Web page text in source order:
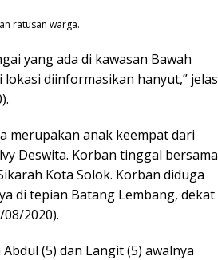
ratusan warga.
yang ada di kawasan Bawah
diinformasikan hanyut,” jelas
merupakan anak keempat dari
Deswita. Korban tinggal bersama
Kota Solok. Korban diduga
di tepian Batang Lembang, dekat
2020).
(5) dan Langit (5) awalnya